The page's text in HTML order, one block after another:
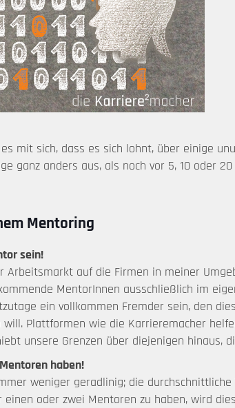
mit sich, dass es sich lohnt, über einige
ganz anders aus, als noch vor 5, 10 oder
Mentoring
sein!
Arbeitsmarkt auf die Firmen in meiner
MentorInnen ausschließlich im
ein vollkommen Fremder sein, den
Plattformen wie die Karrieremacher
unsere Grenzen über diejenigen hinaus,
haben!
weniger geradlinig; die
einen oder zwei Mentoren zu haben, wird